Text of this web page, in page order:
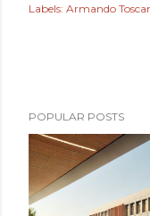
Labels: Armando
POPULAR POSTS